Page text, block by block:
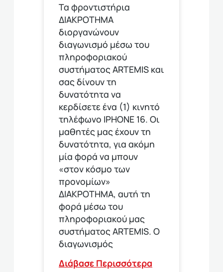
Τα φροντιστήρια
ΔΙΑΚΡΟΤΗΜΑ
διοργανώνουν
διαγωνισμό μέσω του
πληροφοριακού
συστήματος ARTEMIS και
σας δίνουν τη
δυνατότητα να
κερδίσετε ένα (1) κινητό
τηλέφωνο ΙΡΗΟΝΕ 16. Οι
μαθητές μας έχουν τη
δυνατότητα, για ακόμη
μία φορά να μπουν
«στον κόσμο των
προνομίων»
ΔΙΑΚΡΟΤΗΜΑ, αυτή τη
φορά μέσω του
πληροφοριακού μας
συστήματος ARTEMIS. Ο
διαγωνισμός
Διάβασε Περισσότερα